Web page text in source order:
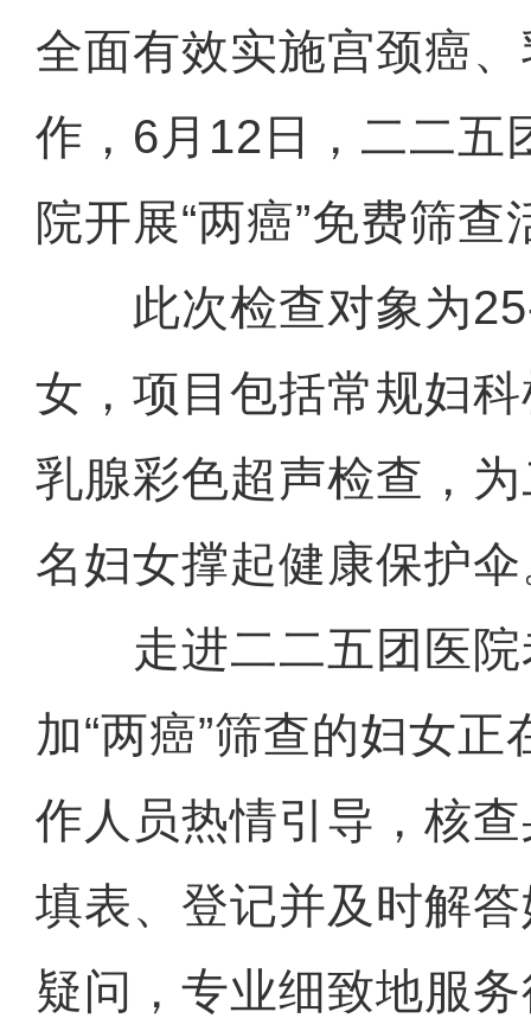
全面有效实施宫颈癌
作，6月12日，二二五
院开展“两癌”免费筛查
此次检查对象为
女，项目包括常规妇
乳腺彩色超声检查，
名妇女撑起健康保护
走进二二五团医院
加“两癌”筛查的妇女
作人员热情引导，核
填表、登记并及时解
疑问，专业细致地服